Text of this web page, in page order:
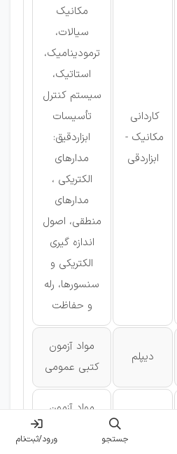
كاردانی
مکانیک -
ابزاردقی
مکانیک
سیالات،
ترمودینامیک،
استاتیک،
سیستم كنترل
تأسیسات
ابزاردقیق:
مدارهای
الکتریکی ،
مدارهای
منطقی، اصول
اندازه گیری
الکتریکی و
سنسورها، رله
و حفاظت
دیپلم
مواد آزمون
كتبی عمومی
مواد آزمون
جستجو ورود/ثبت‌نام